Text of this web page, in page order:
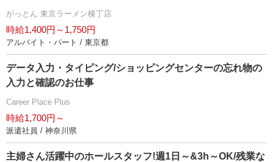
がっとん 東京ラーメン横丁店
時給1,400円～1,750円
アルバイト・パート / 東京都
データ入力・タイピング/ショッピングセンターの忘れ物の
入力と確認のお仕事
Career Place Plus
時給1,700円～
派遣社員 / 神奈川県
主婦さん活躍中のホールスタッフ!週1日～&3h～OK/残業な